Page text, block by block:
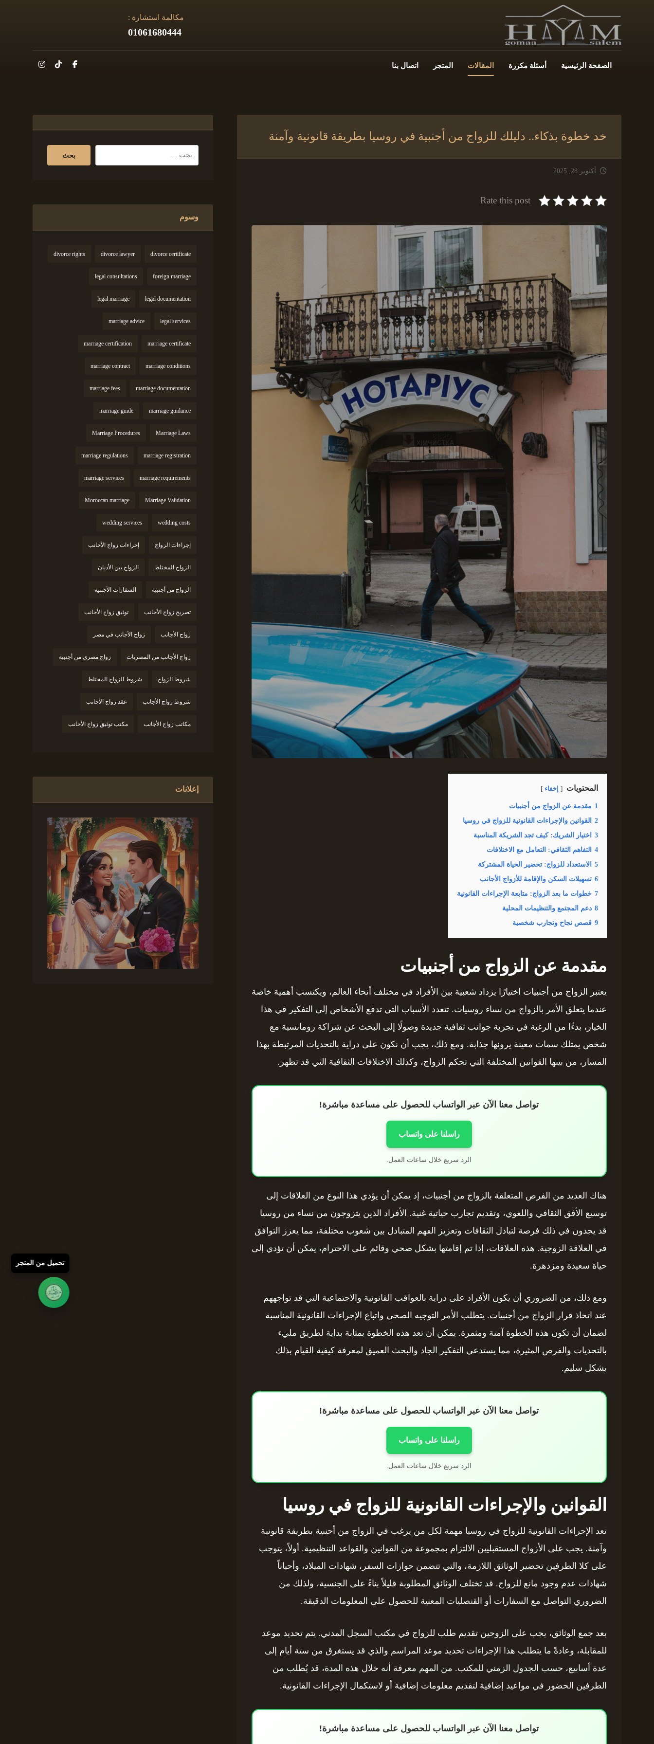
مكالمة استشارة :
01061680444
الصفحة الرئيسية أسئلة مكررة المقالات المتجر اتصال بنا
خد خطوة بذكاء.. دليلك للزواج من أجنبية في روسيا بطريقة قانونية وآمنة
أكتوبر 28, 2025
Rate this post
المحتويات إخفاء
1 مقدمة عن الزواج من أجنبيات
2
القوانين والإجراءات القانونية للزواج في روسيا
3
اختيار الشريك: كيف تجد الشريكة المناسبة
4
التفاهم الثقافي: التعامل مع الاختلافات
5
الاستعداد للزواج: تحضير الحياة المشتركة
6 تسهيلات السكن والإقامة للأزواج الأجانب
7 خطوات ما بعد الزواج: متابعة الإجراءات القانونية
8 دعم المجتمع والتنظيمات المحلية
9 قصص نجاح وتجارب شخصية
مقدمة عن الزواج من أجنبيات
يعتبر الزواج من أجنبيات اختيارًا يزداد شعبية بين الأفراد في مختلف أنحاء العالم، ويكتسب أهمية خاصة
عندما يتعلق الأمر بالزواج من نساء روسيات. تتعدد الأسباب التي تدفع الأشخاص إلى التفكير في هذا
الخيار، بدءًا من الرغبة في تجربة جوانب ثقافية جديدة وصولًا إلى البحث عن شراكة رومانسية مع
شخص يمتلك سمات معينة يرونها جذابة. ومع ذلك، يجب أن نكون على دراية بالتحديات المرتبطة بهذا
المسار، من بينها القوانين المختلفة التي تحكم الزواج، وكذلك الاختلافات الثقافية التي قد تظهر.
تواصل معنا الآن عبر الواتساب للحصول على مساعدة مباشرة!
راسلنا على واتساب
الرد سريع خلال ساعات العمل.
هناك العديد من الفرص المتعلقة بالزواج من أجنبيات، إذ يمكن أن يؤدي هذا النوع من العلاقات إلى
توسيع الأفق الثقافي واللغوي، وتقديم تجارب حياتية غنية. الأفراد الذين يتزوجون من نساء من روسيا
قد يجدون في ذلك فرصة لتبادل الثقافات وتعزيز الفهم المتبادل بين شعوب مختلفة، مما يعزز التوافق
في العلاقة الزوجية. هذه العلاقات، إذا تم إقامتها بشكل صحي وقائم على الاحترام، يمكن أن تؤدي إلى
حياة سعيدة ومزدهرة.
ومع ذلك، من الضروري أن يكون الأفراد على دراية بالعواقب القانونية والاجتماعية التي قد تواجههم
عند اتخاذ قرار الزواج من أجنبيات. يتطلب الأمر التوجيه الصحي واتباع الإجراءات القانونية المناسبة
لضمان أن تكون هذه الخطوة آمنة ومثمرة. يمكن أن تعد هذه الخطوة بمثابة بداية لطريق مليء
بالتحديات والفرص المثيرة، مما يستدعي التفكير الجاد والبحث العميق لمعرفة كيفية القيام بذلك
بشكل سليم.
تواصل معنا الآن عبر الواتساب للحصول على مساعدة مباشرة!
راسلنا على واتساب
الرد سريع خلال ساعات العمل.
القوانين والإجراءات القانونية للزواج في روسيا
تعد الإجراءات القانونية للزواج في روسيا مهمة لكل من يرغب في الزواج من أجنبية بطريقة قانونية
وآمنة. يجب على الأزواج المستقبليين الالتزام بمجموعة من القوانين والقواعد التنظيمية. أولاً، يتوجب
على كلا الطرفين تحضير الوثائق اللازمة، والتي تتضمن جوازات السفر، شهادات الميلاد، وأحياناً
شهادات عدم وجود مانع للزواج. قد تختلف الوثائق المطلوبة قليلاً بناءً على الجنسية، ولذلك من
الضروري التواصل مع السفارات أو القنصليات المعنية للحصول على المعلومات الدقيقة.
بعد جمع الوثائق، يجب على الزوجين تقديم طلب للزواج في مكتب السجل المدني. يتم تحديد موعد
للمقابلة، وعادةً ما يتطلب هذا الإجراءات تحديد موعد المراسم والذي قد يستغرق من ستة أيام إلى
عدة أسابيع، حسب الجدول الزمني للمكتب. من المهم معرفة أنه خلال هذه المدة، قد يُطلب من
الطرفين الحضور في مواعيد إضافية لتقديم معلومات إضافية أو لاستكمال الإجراءات القانونية.
تواصل معنا الآن عبر الواتساب للحصول على مساعدة مباشرة!
وسوم
divorce certificate
divorce lawyer
divorce rights
foreign marriage
legal consultations
legal documentation
legal marriage
legal services
marriage advice
marriage certificate
marriage certification
marriage conditions
marriage contract
marriage documentation
marriage fees
marriage guidance
marriage guide
Marriage Laws
Marriage Procedures
marriage registration
marriage regulations
marriage requirements
marriage services
Marriage Validation
Moroccan marriage
wedding costs
wedding services
إجراءات الزواج إجراءات زواج الأجانب
الزواج المختلط الزواج بين الأديان
الزواج من أجنبية السفارات الأجنبية
تصريح زواج الأجانب توثيق زواج الأجانب
زواج الأجانب زواج الأجانب في مصر
زواج الأجانب من المصريات زواج مصري من أجنبية
شروط الزواج شروط الزواج المختلط
شروط زواج الأجانب عقد زواج الأجانب
مكاتب زواج الأجانب مكتب توثيق زواج الأجانب
إعلانات
تحميل من المتجر